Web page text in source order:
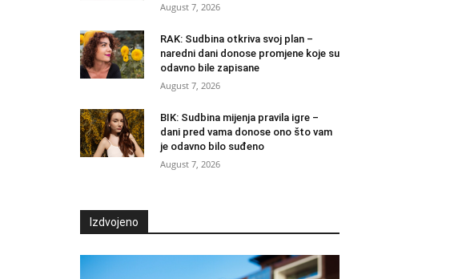
August 7, 2026
RAK: Sudbina otkriva svoj plan –
naredni dani donose promjene koje su
odavno bile zapisane
August 7, 2026
BIK: Sudbina mijenja pravila igre –
dani pred vama donose ono što vam
je odavno bilo suđeno
August 7, 2026
Izdvojeno